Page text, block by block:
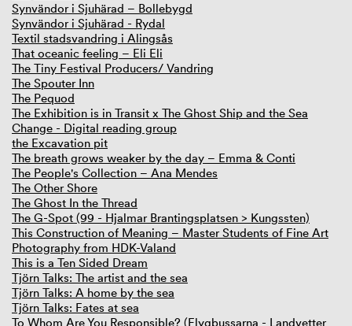
Synvändor i Sjuhärad – Bollebygd
Synvändor i Sjuhärad - Rydal
Textil stadsvandring i Alingsås
That oceanic feeling – Eli Eli
The Tiny Festival Producers/ Vandring
The Spouter Inn
The Pequod
The Exhibition is in Transit x The Ghost Ship and the Sea
Change - Digital reading group
the Excavation pit
The breath grows weaker by the day – Emma & Conti
The People's Collection – Ana Mendes
The Other Shore
The Ghost In the Thread
The G-Spot (99 - Hjalmar Brantingsplatsen > Kungssten)
This Construction of Meaning – Master Students of Fine Art
Photography from HDK-Valand
This is a Ten Sided Dream
Tjörn Talks: The artist and the sea
Tjörn Talks: A home by the sea
Tjörn Talks: Fates at sea
To Whom Are You Responsible? (Flygbussarna - Landvetter